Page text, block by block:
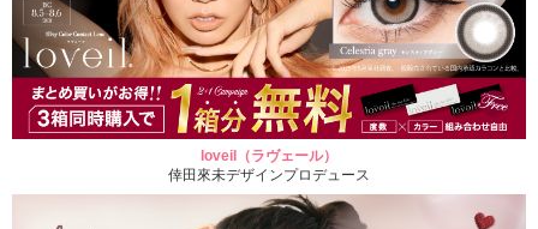
loveil（ラヴェール）
倖田來未デザインプロデュース